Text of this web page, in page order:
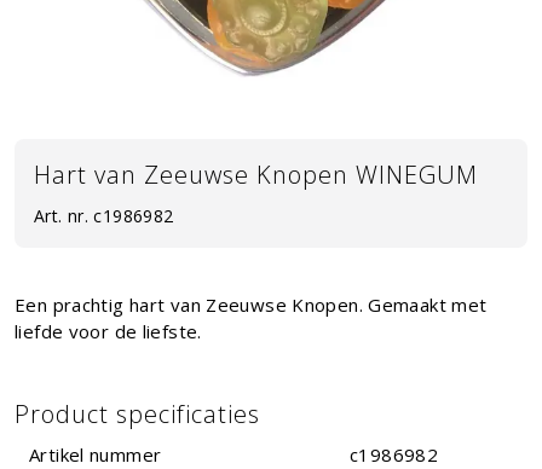
Hart van Zeeuwse Knopen WINEGUM
Art. nr. c1986982
Een prachtig hart van Zeeuwse Knopen. Gemaakt met
liefde voor de liefste.
Product specificaties
Artikel nummer
c1986982